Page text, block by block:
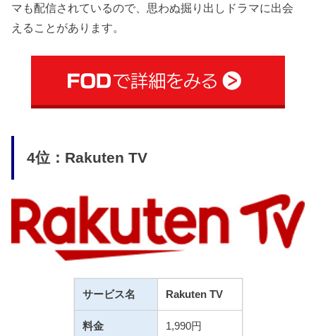
マも配信されているので、思わぬ掘り出しドラマに出会
えることがあります。
4位：Rakuten TV
サービス名 Rakuten TV
料金 1,990円